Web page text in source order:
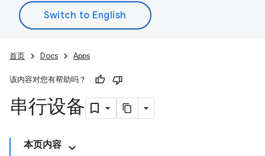
首页 Docs Apps
该内容对您有帮助吗？
串行设备
本页内容